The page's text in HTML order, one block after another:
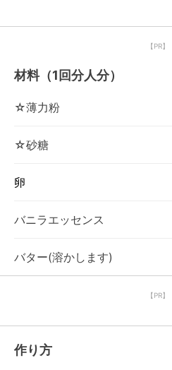
【PR】
材料（1回分人分）
☆薄力粉
☆砂糖
卵
バニラエッセンス
バター(溶かします)
【PR】
作り方